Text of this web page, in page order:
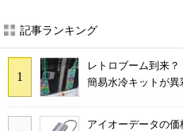
記事ランキング
レトロブーム到来
簡易水冷キットが異
アイオーデータの